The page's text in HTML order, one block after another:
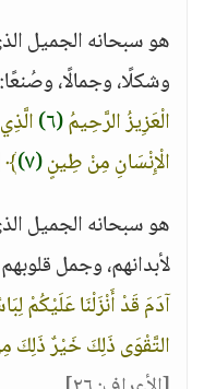
هو سبحانه الجميل
وشكلًا، وجمالًا، وصُنعًا:
الْعَزِيزُ الرَّحِيمُ(٦)
الْإِنْسَانِ مِنْ طِينٍ(٧) ﴾
هو سبحانه الجميل
لأبدانهم، وجمل
آدَمَ قَدْ أَنْزَلْنَا عَلَيْكُمْ
التَّقْوَى ذَلِكَ خَيْرٌ ذَلِكَ